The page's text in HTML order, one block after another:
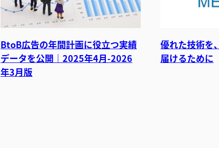
BtoB広告の年間計画に役立つ実績
データを公開｜2025年4月-2026
年3月版
優れた技術を
届けるために